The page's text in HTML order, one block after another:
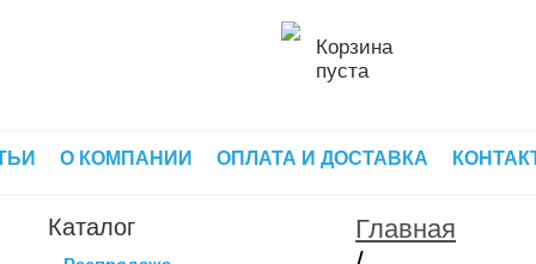
Корзина
пуста
О КОМПАНИИ ОПЛАТА И ДОСТАВКА
Каталог Главная